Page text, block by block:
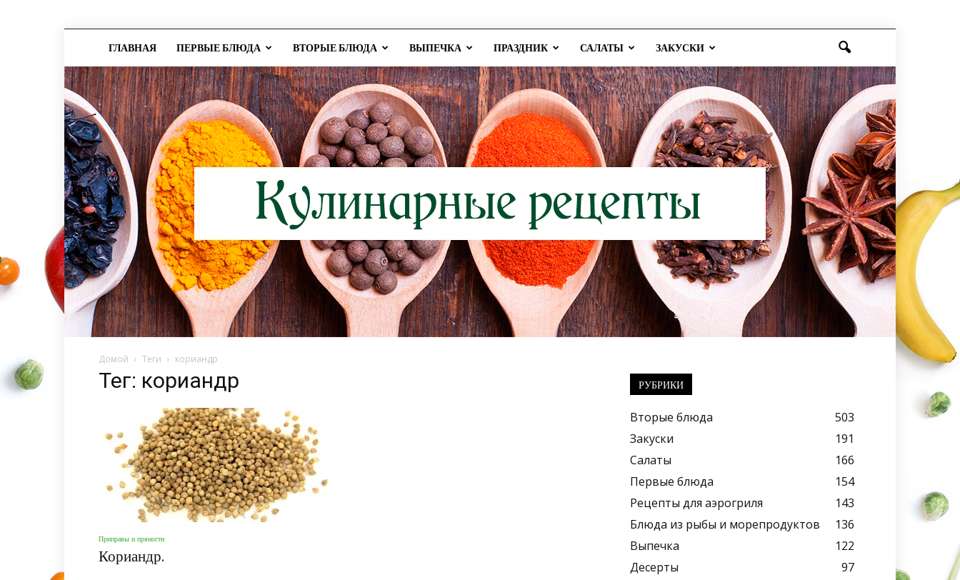
ГЛАВНАЯ ПЕРВЫЕ БЛЮДА ВТОРЫЕ БЛЮДА ВЫПЕЧКА ПРАЗДНИК САЛАТЫ ЗАКУСКИ
Домой Теги кориандр
Тег: кориандр
Приправы и пряности
Кориандр.
РУБРИКИ
Вторые блюда
503
Закуски
191
Салаты
166
Первые блюда
154
Рецепты для аэрогриля
143
Блюда из рыбы и морепродуктов
136
Выпечка
122
Десерты
97